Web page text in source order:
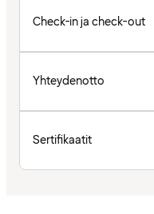
Check-in ja check-out
Yhteydenotto
Sertifikaatit